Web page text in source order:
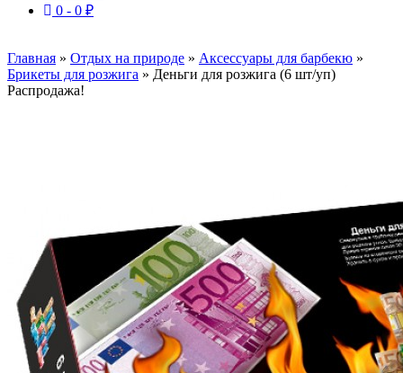
0 - 0 ₽
Главная » Отдых на природе » Аксессуары для барбекю »
Брикеты для розжига » Деньги для розжига (6 шт/уп)
Распродажа!